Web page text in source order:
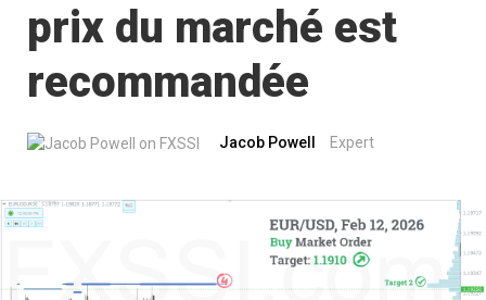
prix du marché est
recommandée
Jacob Powell Expert